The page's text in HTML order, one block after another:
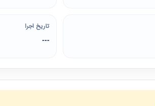
تاریخ اجرا
---